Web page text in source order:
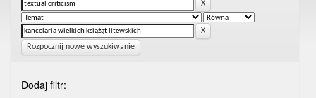
Rozpocznij nowe wyszukiwanie
Dodaj filtr: